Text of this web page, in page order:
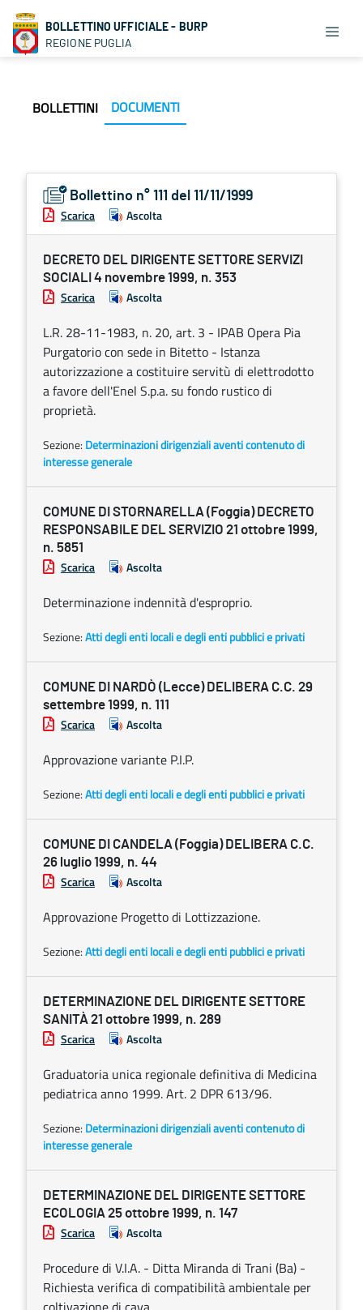
BOLLETTINO UFFICIALE - BURP
REGIONE PUGLIA
BOLLETTINI DOCUMENTI
Bollettino n° 111 del 11/11/1999
Scarica Ascolta
DECRETO DEL DIRIGENTE SETTORE SERVIZI
SOCIALI 4 novembre 1999, n. 353
Scarica Ascolta
L.R. 28-11-1983, n. 20, art. 3 - IPAB Opera Pia
Purgatorio con sede in Bitetto - Istanza
autorizzazione a costituire servitù di elettrodotto
a favore dell'Enel S.p.a. su fondo rustico di
proprietà.
Sezione: Determinazioni dirigenziali aventi contenuto di
interesse generale
COMUNE DI STORNARELLA (Foggia) DECRETO
RESPONSABILE DEL SERVIZIO 21 ottobre 1999,
n. 5851
Scarica Ascolta
Determinazione indennità d'esproprio.
Sezione:Atti degli enti locali e degli enti pubblici e privati
COMUNE DI NARDÒ (Lecce) DELIBERA C.C. 29
settembre 1999, n. 111
Scarica Ascolta
Approvazione variante P.I.P.
Sezione:Atti degli enti locali e degli enti pubblici e privati
COMUNE DI CANDELA (Foggia) DELIBERA C.C.
26 luglio 1999, n. 44
Scarica Ascolta
Approvazione Progetto di Lottizzazione.
Sezione:Atti degli enti locali e degli enti pubblici e privati
DETERMINAZIONE DEL DIRIGENTE SETTORE
SANITÀ 21 ottobre 1999, n. 289
Scarica Ascolta
Graduatoria unica regionale definitiva di Medicina
pediatrica anno 1999. Art. 2 DPR 613/96.
Sezione: Determinazioni dirigenziali aventi contenuto di
interesse generale
DETERMINAZIONE DEL DIRIGENTE SETTORE
ECOLOGIA 25 ottobre 1999, n. 147
Scarica Ascolta
Procedure di V.I.A. - Ditta Miranda di Trani (Ba) -
Richiesta verifica di compatibilità ambientale per